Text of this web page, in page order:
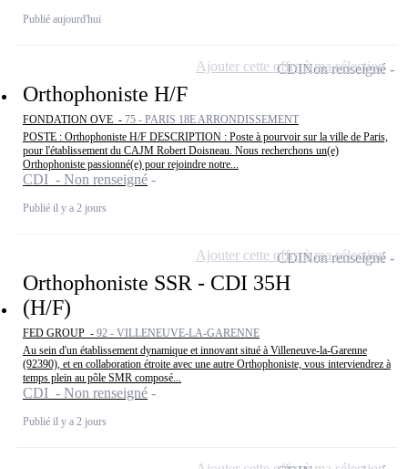
Publié aujourd'hui
Orthophoniste H/F
FONDATION OVE - 75 - PARIS 18E ARRONDISSEMENT
POSTE : Orthophoniste H/F DESCRIPTION : Poste à pourvoir sur la ville de Paris,
pour l'établissement du CAJM Robert Doisneau. Nous recherchons un(e)
Orthophoniste passionné(e) pour rejoindre notre...
CDI - Non renseigné
Publié il y a 2 jours
CDINon renseigné
Ajouter cette offre à ma sélection
Orthophoniste SSR - CDI 35H
(H/F)
FED GROUP - 92 - VILLENEUVE-LA-GARENNE
Au sein d'un établissement dynamique et innovant situé à Villeneuve-la-Garenne
(92390), et en collaboration étroite avec une autre Orthophoniste, vous interviendrez à
temps plein au pôle SMR composé...
CDI - Non renseigné
Publié il y a 2 jours
CDINon renseigné
Ajouter cette offre à ma sélection